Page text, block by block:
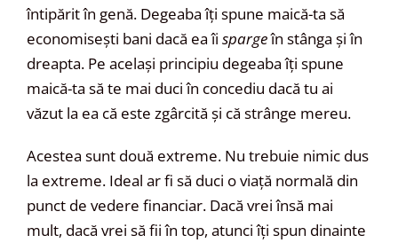
întipărit în genă. Degeaba îți spune maică-ta să
economisești bani dacă ea îi spargeîn stânga și în
dreapta. Pe același principiu degeaba îți spune
maică-ta să te mai duci în concediu dacă tu ai
văzut la ea că este zgârcită și că strânge mereu.
Acestea sunt două extreme. Nu trebuie nimic dus
la extreme. Ideal ar fi să duci o viață normală din
punct de vedere financiar. Dacă vrei însă mai
mult, dacă vrei să fii în top, atunci îți spun dinainte